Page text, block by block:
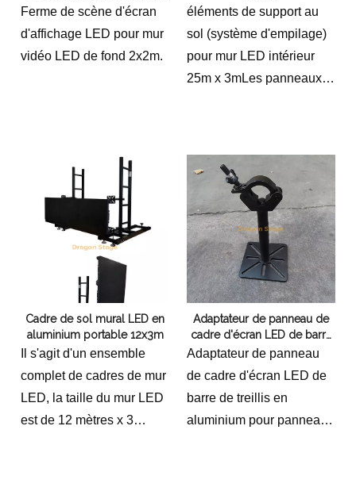
la botte visuelle 2x2m de
Ferme de scène d'écran
d'affichage LED pour mur
vidéo LED de fond 2x2m.
éléments de support au
sol (système d'empilage)
pour mur LED intérieur
25m x 3mLes panneaux
Cadre de sol mural LED en
aluminium portable 12x3m
Il s'agit d'un ensemble
complet de cadres de mur
LED, la taille du mur LED
est de 12 mètres x 3
Adaptateur de panneau de
cadre d'écran LED de barre
de treillis en aluminium pour
avec pince pour pile de tube
de 50 mm ou installation au
Adaptateur de panneau
de cadre d'écran LED de
barre de treillis en
aluminium pour panneaux